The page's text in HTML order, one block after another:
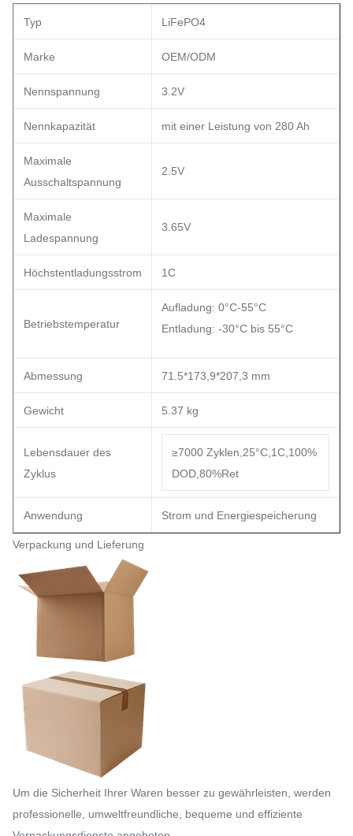
Typ LiFePO4
Marke OEM/ODM
Nennspannung 3.2V
Nennkapazität mit einer Leistung von 280 Ah
Maximale
Ausschaltspannung
2.5V
Maximale
Ladespannung
3.65V
Höchstentladungsstrom 1C
Betriebstemperatur
Aufladung: 0°C-55°C
Entladung: -30°C bis 55°C
Abmessung 71.5*173,9*207,3 mm
Gewicht 5.37 kg
Lebensdauer des
Zyklus
≥7000 Zyklen,25°C,1C,100%
DOD,80%Ret
Anwendung Strom und Energiespeicherung
Verpackung und Lieferung
Um die Sicherheit Ihrer Waren besser zu gewährleisten, werden
professionelle, umweltfreundliche, bequeme und effiziente